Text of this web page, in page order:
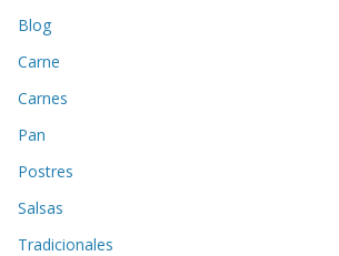
Blog
Carne
Carnes
Pan
Postres
Salsas
Tradicionales